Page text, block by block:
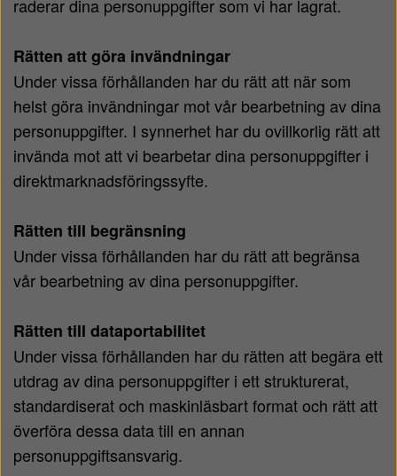
raderar dina personuppgifter som vi har lagrat.
Rätten att göra invändningar
Under vissa förhållanden har du rätt att när som
helst göra invändningar mot vår bearbetning av dina
personuppgifter. I synnerhet har du ovillkorlig rätt att
invända mot att vi bearbetar dina personuppgifter i
direktmarknadsföringssyfte.
Rätten till begränsning
Under vissa förhållanden har du rätt att begränsa
vår bearbetning av dina personuppgifter.
Rätten till dataportabilitet
Under vissa förhållanden har du rätten att begära ett
utdrag av dina personuppgifter i ett strukturerat,
standardiserat och maskinläsbart format och rätt att
överföra dessa data till en annan
personuppgiftsansvarig.